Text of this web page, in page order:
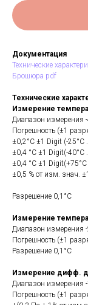
Документация
Технические
Брошюра pdf
Технические
Измерение
Диапазон измерения
Погрешность (±1
±0,2°C ±1 Digit (-25°C
±0,4 °C ±1 Digit(-40°C
±0,4 °C ±1 Digit(+75°C
±0,5 % от изм. знач.
Разрешение 0,1°C
Измерение
Диапазон измерения
Погрешность (±1
Разрешение 0,1°C
Измерение дифф.
Диапазон измерения
Погрешность (±1